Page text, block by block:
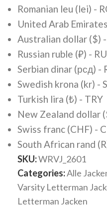
Romanian leu (lei) -
Australian dollar ($)
Russian ruble (₽) -
Serbian dinar (рсд) -
Swedish krona (kr) -
Turkish lira (₺) - TRY
New Zealand dollar
Swiss franc (CHF) -
South African rand
SKU:WRVJ_2601
Categories:Alle
Varsity Letterman
Letterman Jacken